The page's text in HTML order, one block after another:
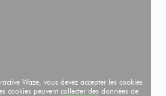
Waze, vous devez accepter les cookies
cookies peuvent collecter des données de